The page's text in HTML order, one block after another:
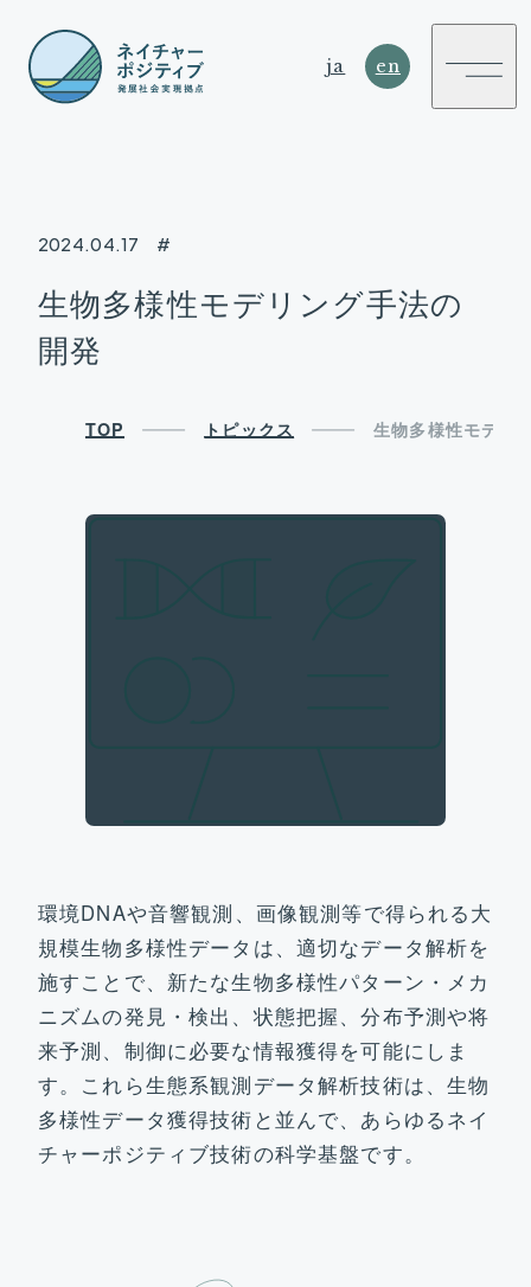
NATURE
POSITIVE
SUSTAINABLE DEVELOPMENT HUB
運営体制&コアメンバー
参画機関
お問い合わせ
ja en
2024.04.17 #
生物多様性モデリング手法の
開発
TOP トピックス 生物多様性モデリ
環境DNAや音響観測、画像観測等で得られる大
規模生物多様性データは、適切なデータ解析を
施すことで、新たな生物多様性パターン・メカ
ニズムの発見・検出、状態把握、分布予測や将
来予測、制御に必要な情報獲得を可能にしま
す。これら生態系観測データ解析技術は、生物
多様性データ獲得技術と並んで、あらゆるネイ
チャーポジティブ技術の科学基盤です。